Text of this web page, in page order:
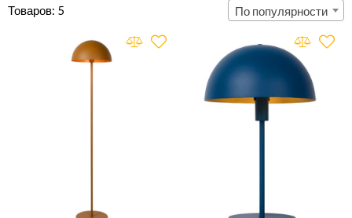
5 По популярности